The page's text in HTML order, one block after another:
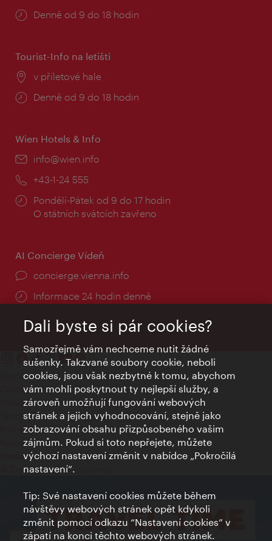
Provozní
Denně od 9 do 18 hodin
Tourist-Info na letišti
Místo:
v příletové hale
Provozní
Denně od 9 do 18 hodin
Wien Hotels & Info
E-
info@wien.info
Telefon:
+43-1-24 555
Provozní
doba:
Pondělí-Pátek od 9 do 17 hodin
O státních svátcích zavřeno
AI Concierge Vídeň
concierge.vienna.info
Informace 24 hodin denně
Kontakty
Credits
Prohlášení o ochraně osobních údajů
Terms of Use
Přístupnost
Kontakt pro tisk
Nastavení cookies
© Copyright Wien Tourismus
Dali byste si pár cookies?
Samozřejmě vám nechceme nutit žádné
sušenky. Takzvané soubory cookie, neboli
cookies, jsou však nezbytné k tomu, abychom
vám mohli poskytnout ty nejlepší služby, a
zároveň umožňují fungování webových
stránek a jejich vyhodnocování, stejně jako
zobrazování obsahu přizpůsobeného vašim
zájmům. Pokud si toto nepřejete, můžete
výchozí nastavení změnit v nabídce „Pokročilá
nastavení“.
Tip: Své nastavení cookies můžete během
návštěvy webových stránek opět kdykoli
změnit pomocí odkazu “Nastavení cookies” v
zápatí na konci těchto webových stránek.